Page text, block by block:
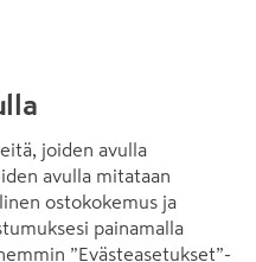
Pemba
:502774831 EAN-koodi
saa viihtyvyyttä
ansiosta vesi ei jää
joiden avulla
avulla mitataan
ostokokemus ja
painamalla
”Evästeasetukset”-